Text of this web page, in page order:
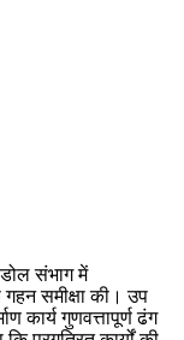
संभाग में
गहन समीक्षा की। उप
कार्य गुणवत्तापूर्ण ढंग